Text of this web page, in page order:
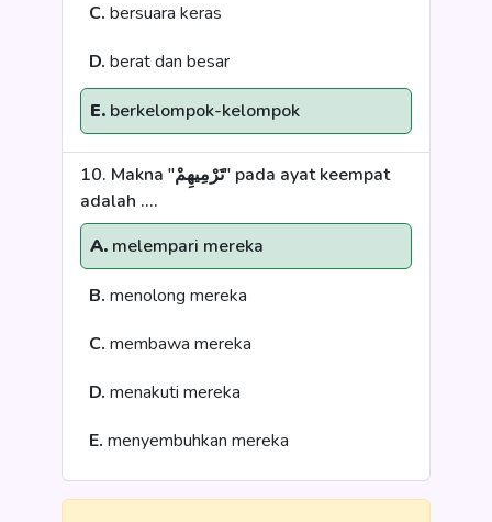
C. bersuara keras
D. berat dan besar
E. berkelompok-kelompok
10. Makna "تَرْمِيهِمْ" pada ayat keempat
adalah ....
A. melempari mereka
B. menolong mereka
C. membawa mereka
D. menakuti mereka
E. menyembuhkan mereka